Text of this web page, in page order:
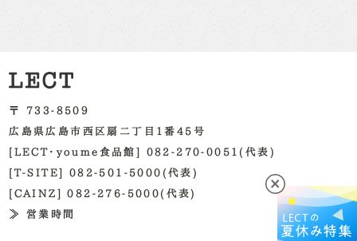
〒 733-8509
広島県広島市西区扇二丁目1番45号
[LECT・youme食品館] 082-270-0051(代表)
[T-SITE] 082-501-5000(代表)
[CAINZ] 082-276-5000(代表)
≫ 営業時間